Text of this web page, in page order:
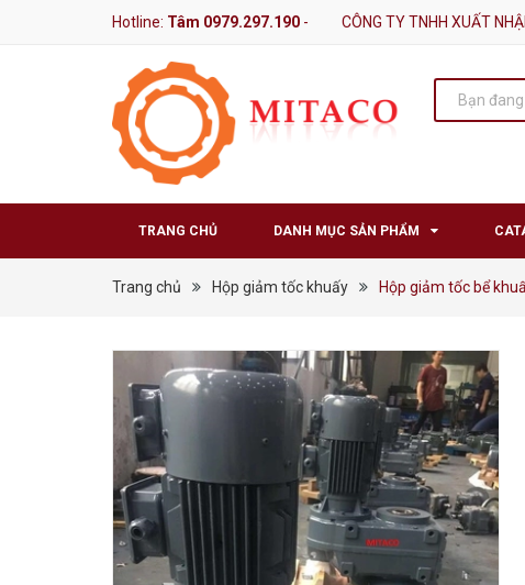
Hotline: Tâm 0979.297.190 - CÔNG TY TNHH XUẤT
TRANG CHỦ DANH MỤC SẢN PHẨM
Trang chủ Hộp giảm tốc khuấy Hộp giảm tốc bể